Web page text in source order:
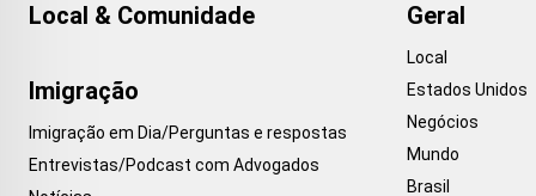
Local & Comunidade
Imigração
Imigração em Dia/Perguntas e respostas
Entrevistas/Podcast com Advogados
Geral
Local
Estados Unidos
Negócios
Mundo
Brasil